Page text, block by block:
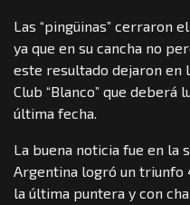
Las “pingüinas” cerraron
ya que en su cancha no
este resultado dejaron en
Club “Blanco” que
última fecha.
La buena noticia fue en la
Argentina logró un triunfo
la última puntera y con